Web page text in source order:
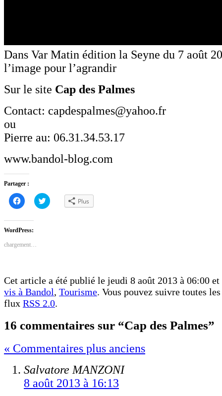
Dans Var Matin édition la Seyne du 7 août
l’image pour l’agrandir
Sur le site Cap des Palmes
Contact: capdespalmes@yahoo.fr
ou
Pierre au: 06.31.34.53.17
www.bandol-blog.com
Partager :
Cliquez
pour
partager
Facebook(ouvre
dans
une
fenêtre)
Cliquez
pour Plus
WordPress:
chargement…
Cet article a été publié le jeudi 8 août 2013 à 06:00 et
vis à Bandol, Tourisme. Vous pouvez suivre toutes
flux RSS 2.0.
16 commentaires sur “Cap des Palmes”
« Commentaires plus anciens
Salvatore MANZONI
8 août 2013 à 16:13